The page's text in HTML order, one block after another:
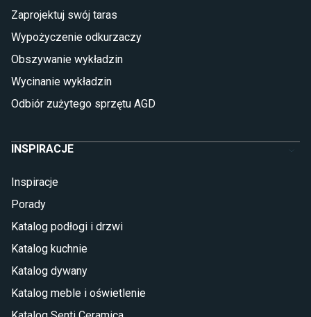
Płytki Cersanit
Płytki wielkoformatowe
Glazura
Płytki marmurowe
Zaprojektuj swój taras
Wypożyczenie odkurzaczy
Obszywanie wykładzin
Wycinanie wykładzin
Odbiór zużytego sprzętu AGD
INSPIRACJE
Inspiracje
Porady
Katalog podłogi i drzwi
Katalog kuchnie
Katalog dywany
Katalog meble i oświetlenie